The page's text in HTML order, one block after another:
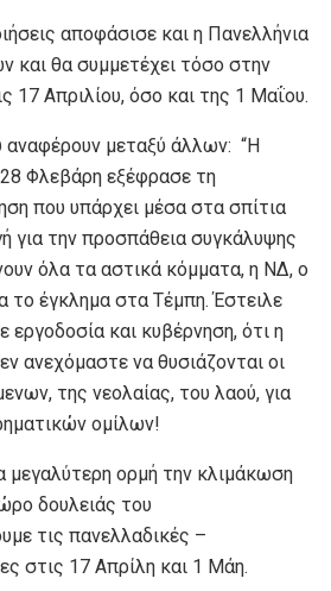
αποφάσισε και η Πανελλήνια
και θα συμμετέχει τόσο στην
17 Απριλίου, όσο και της 1 Μαΐου.
αναφέρουν μεταξύ άλλων: “Η
Φλεβάρη εξέφρασε τη
που υπάρχει μέσα στα σπίτια
για την προσπάθεια συγκάλυψης
όλα τα αστικά κόμματα, η ΝΔ, ο
το έγκλημα στα Τέμπη. Έστειλε
εργοδοσία και κυβέρνηση, ότι η
ανεχόμαστε να θυσιάζονται οι
της νεολαίας, του λαού, για
ομίλων!
μεγαλύτερη ορμή την κλιμάκωση
δουλειάς του
τις πανελλαδικές –
στις 17 Απρίλη και 1 Μάη.